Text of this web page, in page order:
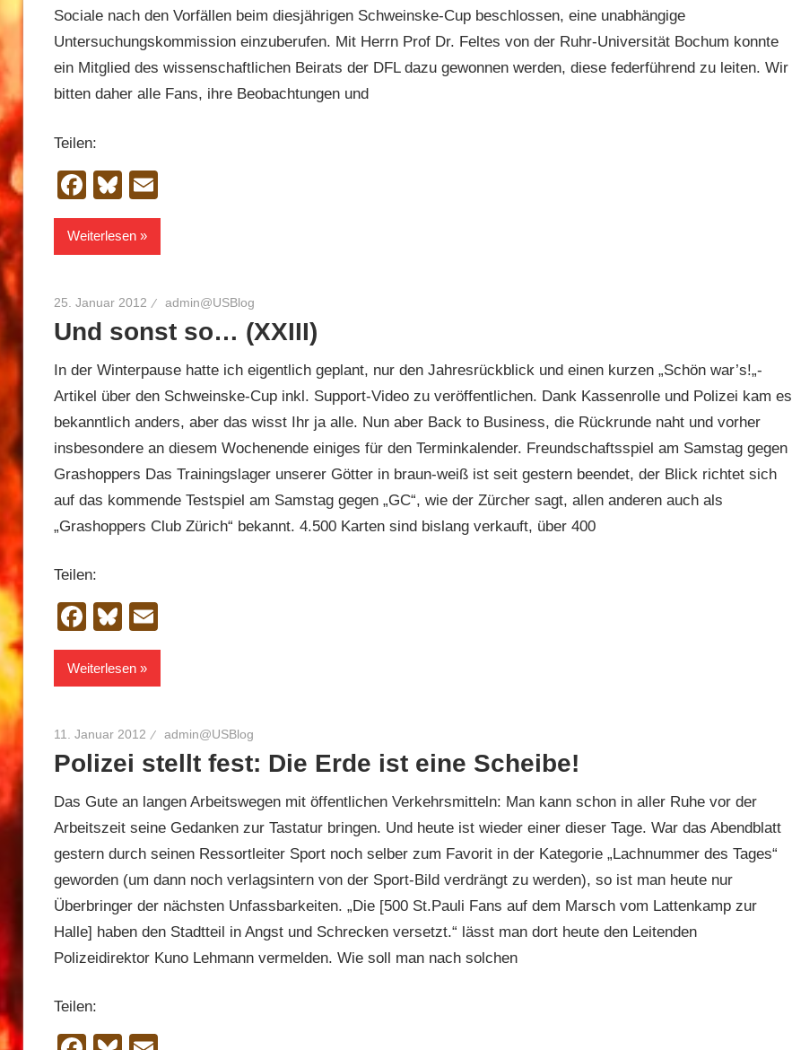
Sociale nach den Vorfällen beim diesjährigen Schweinske-Cup beschlossen, eine unabhängige
Untersuchungskommission einzuberufen. Mit Herrn Prof Dr. Feltes von der Ruhr-Universität Bochum konnte
ein Mitglied des wissenschaftlichen Beirats der DFL dazu gewonnen werden, diese federführend zu leiten. Wir
bitten daher alle Fans, ihre Beobachtungen und
Teilen:
Facebook
Bluesky
Weiterlesen
25. Januar 2012 admin@USBlog
Und sonst so… (XXIII)
In der Winterpause hatte ich eigentlich geplant, nur den Jahresrückblick und einen kurzen „Schön war’s!„-
Artikel über den Schweinske-Cup inkl. Support-Video zu veröffentlichen. Dank Kassenrolle und Polizei kam es
bekanntlich anders, aber das wisst Ihr ja alle. Nun aber Back to Business, die Rückrunde naht und vorher
insbesondere an diesem Wochenende einiges für den Terminkalender. Freundschaftsspiel am Samstag gegen
Grashoppers Das Trainingslager unserer Götter in braun-weiß ist seit gestern beendet, der Blick richtet sich
auf das kommende Testspiel am Samstag gegen „GC“, wie der Zürcher sagt, allen anderen auch als
„Grashoppers Club Zürich“ bekannt. 4.500 Karten sind bislang verkauft, über 400
Teilen:
Facebook
Bluesky
Weiterlesen
11. Januar 2012 admin@USBlog
Polizei stellt fest: Die Erde ist eine Scheibe!
Das Gute an langen Arbeitswegen mit öffentlichen Verkehrsmitteln: Man kann schon in aller Ruhe vor der
Arbeitszeit seine Gedanken zur Tastatur bringen. Und heute ist wieder einer dieser Tage. War das Abendblatt
gestern durch seinen Ressortleiter Sport noch selber zum Favorit in der Kategorie „Lachnummer des Tages“
geworden (um dann noch verlagsintern von der Sport-Bild verdrängt zu werden), so ist man heute nur
Überbringer der nächsten Unfassbarkeiten. „Die [500 St.Pauli Fans auf dem Marsch vom Lattenkamp zur
Halle] haben den Stadtteil in Angst und Schrecken versetzt.“ lässt man dort heute den Leitenden
Polizeidirektor Kuno Lehmann vermelden. Wie soll man nach solchen
Teilen: